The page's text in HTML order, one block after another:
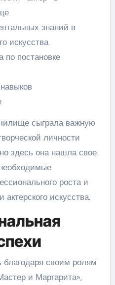
знаний в
искусства
по постановке
сыграла важную
личности
здесь она нашла свое
роста и
искусства.
благодаря своим ролям
и Маргарита»,